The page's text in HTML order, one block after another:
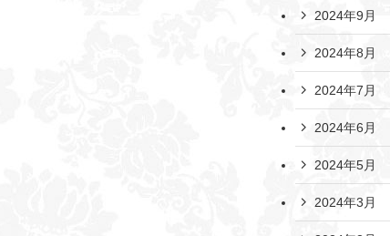
2024年9月
2024年8月
2024年7月
2024年6月
2024年5月
2024年3月